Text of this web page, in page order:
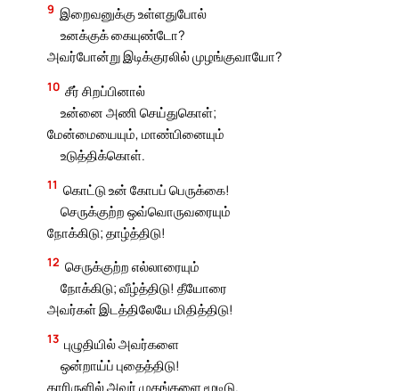
9 இறைவனுக்கு உள்ளதுபோல்
உனக்குக் கையுண்டோ?
அவர்போன்று இடிக்குரலில் முழங்குவாயோ?
10 சீர் சிறப்பினால்
உன்னை அணி செய்துகொள்;
மேன்மையையும், மாண்பினையும்
உடுத்திக்கொள்.
11 கொட்டு உன் கோபப் பெருக்கை!
செருக்குற்ற ஒவ்வொருவரையும்
நோக்கிடு; தாழ்த்திடு!
12 செருக்குற்ற எல்லாரையும்
நோக்கிடு; வீழ்த்திடு! தீயோரை
அவர்கள் இடத்திலேயே மிதித்திடு!
13 புழுதியில் அவர்களை
ஒன்றாய்ப் புதைத்திடு!
காரிருளில் அவர் முகங்களை மூடிடு.